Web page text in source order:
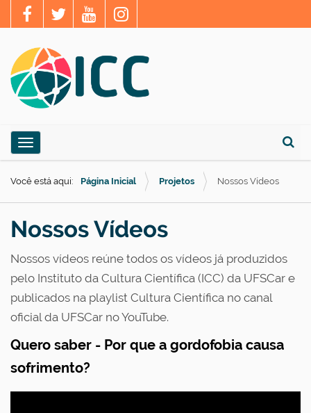
Busca
Toggle navigation
Você está aqui: Página Inicial Projetos Nossos Vídeos
Nossos Vídeos
Nossos vídeos reúne todos os vídeos já produzidos
pelo Instituto da Cultura Científica (ICC) da UFSCar e
publicados na playlist Cultura Científica no canal
oficial da UFSCar no YouTube.
Quero saber - Por que a gordofobia causa
sofrimento?